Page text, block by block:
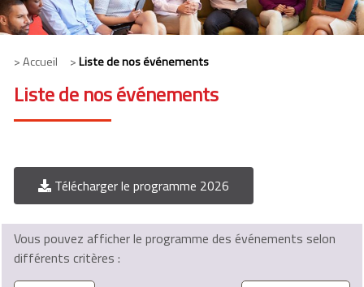
> Accueil >Liste de nos événements
Liste de nos événements
Télécharger le programme 2026
Vous pouvez afficher le programme des événements selon
différents critères :